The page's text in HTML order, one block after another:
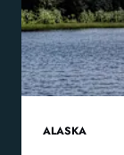
ALASKA